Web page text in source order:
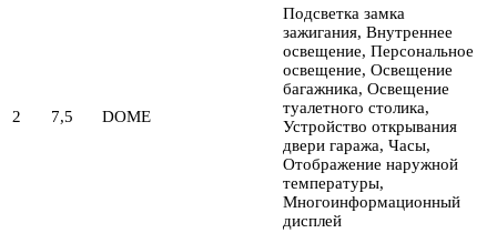
2 7,5 DOME
Подсветка замка
зажигания, Внутреннее
освещение, Персональное
освещение, Освещение
багажника, Освещение
туалетного столика,
Устройство открывания
двери гаража, Часы,
Отображение наружной
температуры,
Многоинформационный
дисплей